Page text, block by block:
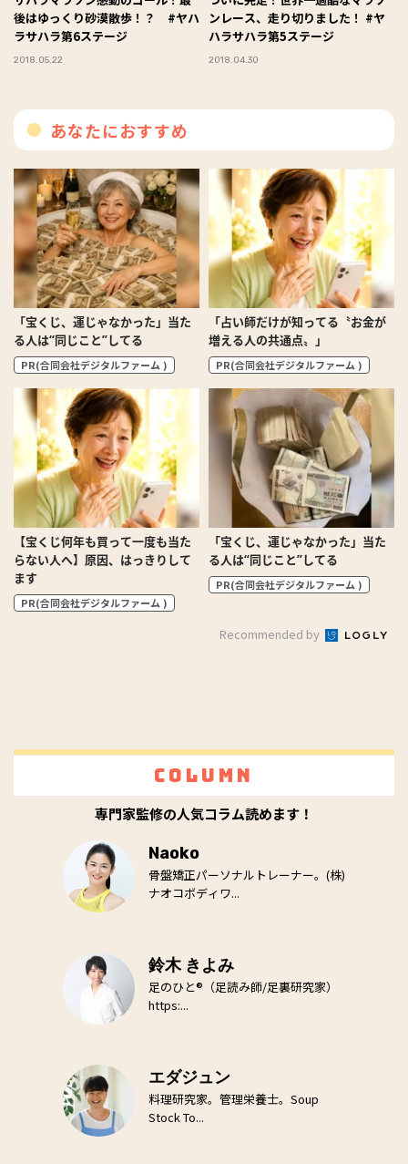
後はゆっくり砂漠散歩！？ #ヤハ
ラサハラ第6ステージ
2018.05.22
ンレース、走り切りました！ #ヤ
ハラサハラ第5ステージ
2018.04.30
あなたにおすすめ
「宝くじ、運じゃなかった」当た
る人は“同じこと”してる
PR(合同会社デジタルファーム )
「占い師だけが知ってる〝お金が
増える人の共通点〟」
PR(合同会社デジタルファーム )
【宝くじ何年も買って一度も当た
らない人へ】原因、はっきりして
ます
PR(合同会社デジタルファーム )
「宝くじ、運じゃなかった」当た
る人は“同じこと”してる
PR(合同会社デジタルファーム )
Recommended by
Column
専門家監修の人気コラム読めます！
Naoko
骨盤矯正パーソナルトレーナー。(株)
ナオコボディワ...
鈴木 きよみ
足のひと®（足読み師/足裏研究家）
https:...
エダジュン
料理研究家。管理栄養士。Soup
Stock To...